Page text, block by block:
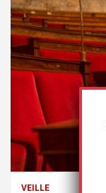
VEILLE